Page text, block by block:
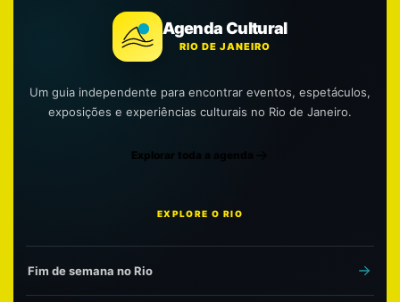
Agenda Cultural
RIO DE JANEIRO
Um guia independente para encontrar eventos, espetáculos,
exposições e experiências culturais no Rio de Janeiro.
Explorar toda a agenda
EXPLORE O RIO
Fim de semana no Rio